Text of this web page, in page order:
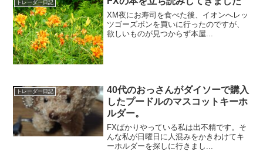
トレーダー日記
XM夜にお寿司を食べた後、イオンへレッ
ツゴーズボンを買いに行ったのですが、
欲しいものが見つからず本屋...
トレーダー日記
40代のおっさんがダイソーで購入
したプードルのマスコットキーホ
ルダー。
FXばかりやっている私は出不精です。そ
んな私が日曜日に人混みをかきわけてキ
ーホルダーを探しに行きまし...